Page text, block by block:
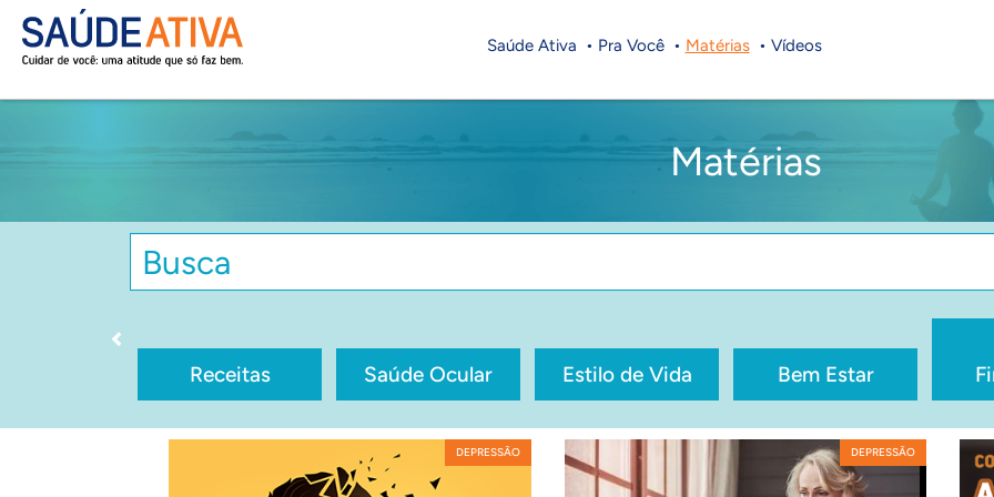
Saúde Ativa Pra Você Matérias Vídeos
Matérias
Receitas Saúde Ocular Estilo de Vida Bem Estar
DEPRESSÃO DEPRESSÃO